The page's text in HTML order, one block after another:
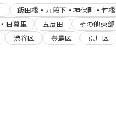
飯田橋・九段下・神保町・竹橋
日暮里 五反田 その他東部
渋谷区 豊島区 荒川区